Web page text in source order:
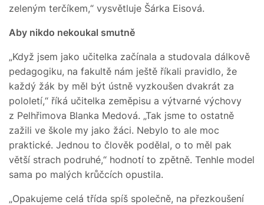
zeleným terčíkem,“ vysvětluje Šárka Eisová.
Aby nikdo nekoukal smutně
„Když jsem jako učitelka začínala a studovala dálkově
pedagogiku, na fakultě nám ještě říkali pravidlo, že
každý žák by měl být ústně vyzkoušen dvakrát za
pololetí,“ říká učitelka zeměpisu a výtvarné výchovy
z Pelhřimova Blanka Medová. „Tak jsme to ostatně
zažili ve škole my jako žáci. Nebylo to ale moc
praktické. Jednou to člověk podělal, o to měl pak
větší strach podruhé,“ hodnotí to zpětně. Tenhle model
sama po malých krůčcích opustila.
„Opakujeme celá třída spíš společně, na přezkoušení